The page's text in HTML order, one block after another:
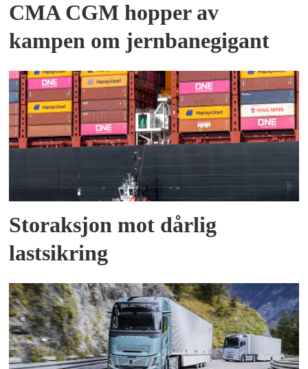
CMA CGM hopper av
kampen om jernbanegigant
Storaksjon mot dårlig
lastsikring